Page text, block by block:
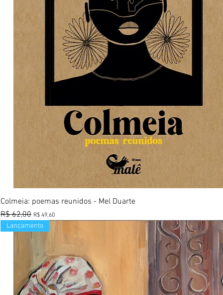
Visualização rápida
Colmeia: poemas reunidos - Mel Duarte
Preço normal
R$ 62,00 Preço promocional
R$ 49,60
Lançamento